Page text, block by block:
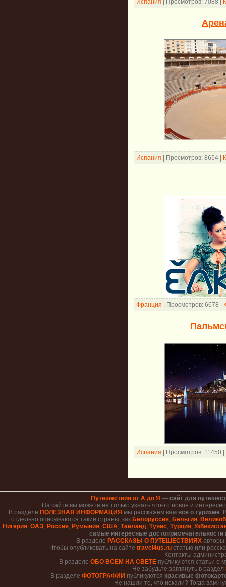
Испания Просмотров: 7088
Испания Просмотров: 8654
Франция Просмотров: 6678
Испания Просмотров: 11450
Путешествия от А до Я —сайт для
На сайте вы можете не только узнать что-то новое и
В разделе ПОЛЕЗНАЯ ИНФОРМАЦИЯ мы расскажем вам все о туризме.
отдельно описываются такие страны, как Белоруссия, Бельгия,
Нигерия, ОАЭ, Россия, Румыния, США, Таиланд, Тунис, Турция,
самые интересные достопримечательности
В разделе РАССКАЗЫ О ПУТЕШЕСТВИЯХ авторы
Чтобы опубликовать на сайтеtravel4us.ru статью или
Контакты
В разделе ОБО ВСЕМ НА СВЕТЕ публикуются статьи о
Не забудьте заглянуть в раздел
В разделе ФОТОГРАФИИ публикуются красивые
Не нашли то, что искали? Тогда вам